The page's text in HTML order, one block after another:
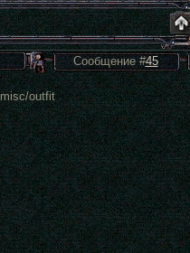
Сообщение #45
outfit